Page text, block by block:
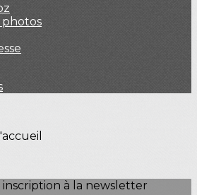
photos
à la newsletter